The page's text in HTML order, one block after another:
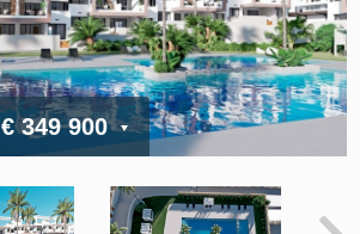
€ 349 900